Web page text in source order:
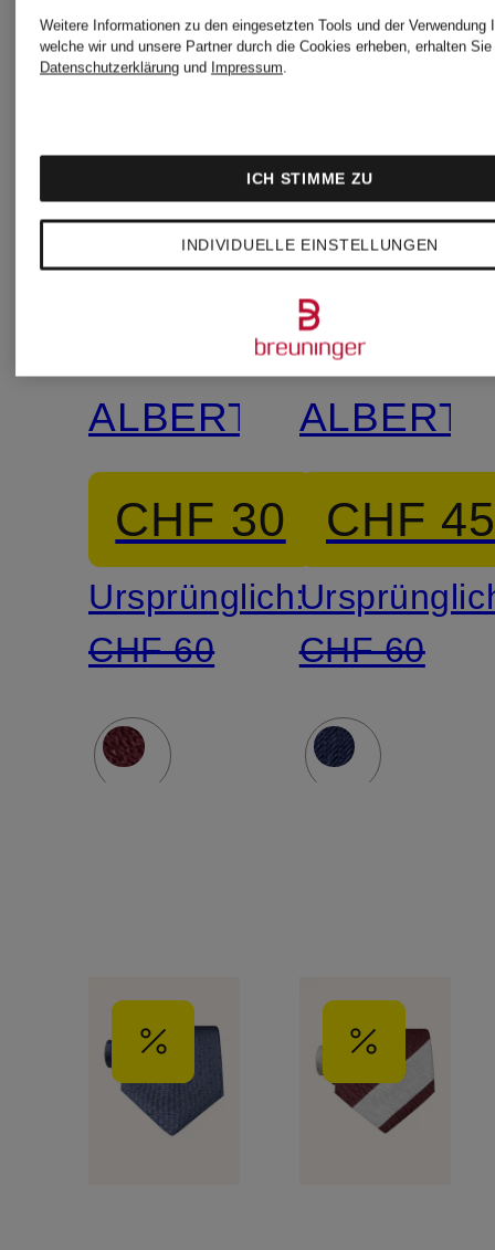
Blick
Krawatte
ALBERT
CHF 30
Ursprünglich:
CHF 60
Blick
Krawatte
ALBERT
CHF
CHF 60
Weitere Informationen zu den eingesetzten Tools und der Verwendung
welche wir und unsere Partner durch die Cookies erheben, erhalten
Datenschutzerklärung und Impressum.
INDIVIDUELLE EINSTELLUNGEN
ICH STIMME ZU